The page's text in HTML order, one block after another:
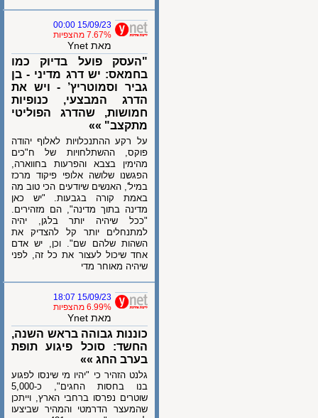
15/09/23 00:00
7.67% מהצפיות
מאת Ynet
"העסק פועל בדיוק כמו
בחמאס: יש דרג מדיני - בן
גביר וסמוטריץ’ - ויש את
הדרג המבצעי, כנופיות
חמושות, שהדרג הפוליטי
מתקצב" »»
על רקע ההתנכלויות לאלוף יהודה
פוקס, ההשתלחויות של ח"כים
מהימין בצבא והפרעות בחווארה,
הפגשנו שלושה אלופי פיקוד מרכז
במיל', האנשים שיודעים הכי טוב מה
באמת קורה בגבעות. "יש כאן
מדינה בתוך מדינה", הם מזהירים.
"ככל שיהיה יותר בלגן, יהיה
למתנחלים יותר קל להצדיק את
השהות שלהם שם". וכן, יש אדם
אחד שיכול לעצור את כל זה, לפני
שיהיה מאוחר מדי
15/09/23 18:07
6.99% מהצפיות
מאת Ynet
כוננות גבוהה בראש השנה,
החשד: סוכל פיגוע תופת
בערב החג »»
גלנט הזהיר כי "יהיו מי שינסו לפגוע
בנו בחסות החגים", כ-5,000
שוטרים נפרסו ברחבי הארץ, וייתכן
שהמעצר הדרמטי והמהיר שביצעו